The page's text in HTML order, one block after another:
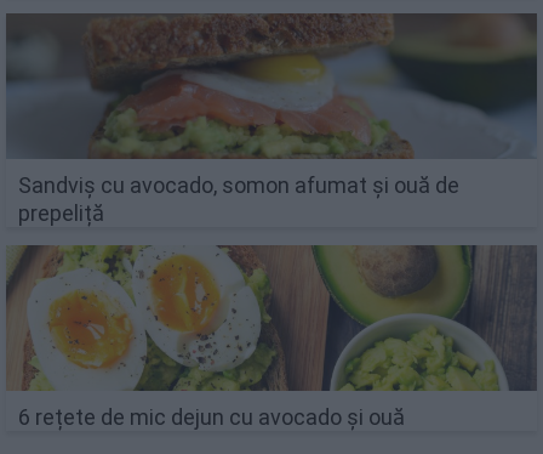
Sandviș cu avocado, somon afumat și ouă de
prepeliță
6 rețete de mic dejun cu avocado și ouă